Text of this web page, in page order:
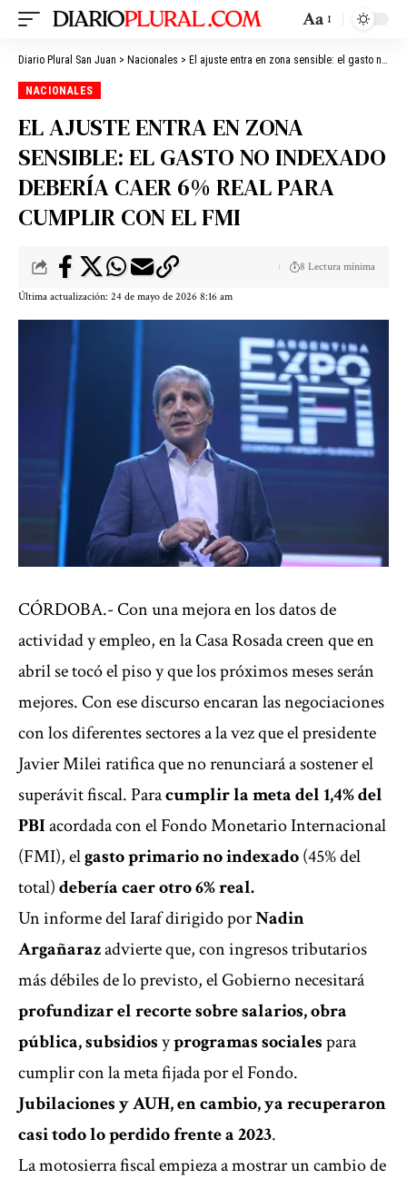
Aa
Diario Plural San Juan > Nacionales > El ajuste entra en zona sensible: el gasto no indexado debería caer 6% real para cumplir con el FMI
NACIONALES
EL AJUSTE ENTRA EN ZONA
SENSIBLE: EL GASTO NO INDEXADO
DEBERÍA CAER 6% REAL PARA
CUMPLIR CON EL FMI
Última actualización: 24 de mayo de 2026 8:16 am
8 Lectura mínima
CÓRDOBA.- Con una mejora en los datos de
actividad y empleo, en la Casa Rosada creen que en
abril se tocó el piso y que los próximos meses serán
mejores. Con ese discurso encaran las negociaciones
con los diferentes sectores a la vez que el presidente
Javier Milei ratifica que no renunciará a sostener el
superávit fiscal. Paracumplir la meta del 1,4% del
PBIacordada con el Fondo Monetario Internacional
(FMI), elgasto primario no indexado(45% del
total)debería caer otro 6% real.
Un informe del Iaraf dirigido porNadin
Argañarazadvierte que, con ingresos tributarios
más débiles de lo previsto, el Gobierno necesitará
profundizar el recorte sobre salarios, obra
pública, subsidiosyprogramas socialespara
cumplir con la meta fijada por el Fondo.
Jubilaciones y AUH, en cambio, ya recuperaron
casi todo lo perdido frente a 2023.
La motosierra fiscal empieza a mostrar un cambio de